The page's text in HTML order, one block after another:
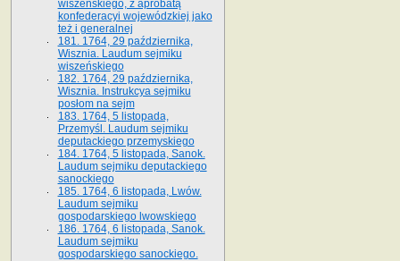
wiszeńskiego, z aprobatą
konfederacyi wojewódzkiej jako
też i generalnej
181. 1764, 29 października,
Wisznia. Laudum sejmiku
wiszeńskiego
182. 1764, 29 października,
Wisznia. Instrukcya sejmiku
posłom na sejm
183. 1764, 5 listopada,
Przemyśl. Laudum sejmiku
deputackiego przemyskiego
184. 1764, 5 listopada, Sanok.
Laudum sejmiku deputackiego
sanockiego
185. 1764, 6 listopada, Lwów.
Laudum sejmiku
gospodarskiego lwowskiego
186. 1764, 6 listopada, Sanok.
Laudum sejmiku
gospodarskiego sanockiego.